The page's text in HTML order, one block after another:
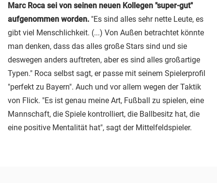
Marc Roca sei von seinen neuen Kollegen "super-gut"
aufgenommen worden. "Es sind alles sehr nette Leute, es
gibt viel Menschlichkeit. (...) Von Außen betrachtet könnte
man denken, dass das alles große Stars sind und sie
deswegen anders auftreten, aber es sind alles großartige
Typen." Roca selbst sagt, er passe mit seinem Spielerprofil
"perfekt zu Bayern". Auch und vor allem wegen der Taktik
von Flick. "Es ist genau meine Art, Fußball zu spielen, eine
Mannschaft, die Spiele kontrolliert, die Ballbesitz hat, die
eine positive Mentalität hat", sagt der Mittelfeldspieler.